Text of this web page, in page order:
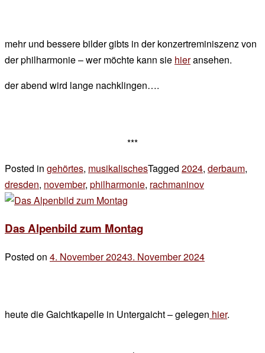
mehr und bessere bilder gibts in der konzertreminiszenz von
der philharmonie – wer möchte kann sie hieransehen.
der abend wird lange nachklingen….
***
Posted in gehörtes, musikalischesTagged 2024, derbaum,
dresden, november, philharmonie, rachmaninov
Das Alpenbild zum Montag
Posted on 4. November 20243. November 2024
heute die Gaichtkapelle in Untergaicht – gelegen hier.